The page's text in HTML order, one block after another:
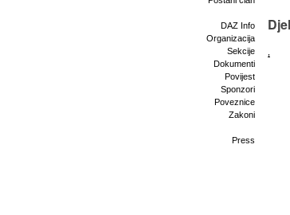
DAZ Info
Organizacija
Sekcije
Dokumenti
Povijest
Sponzori
Poveznice
Zakoni
Press